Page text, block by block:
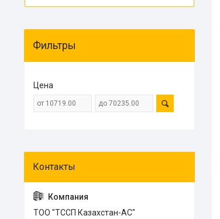
Фильтры
Цена
ТОО "ТССП Казахстан-АС"